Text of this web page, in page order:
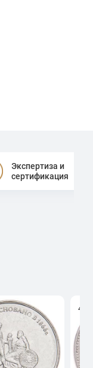
Экспертиза и
сертификация
4.0